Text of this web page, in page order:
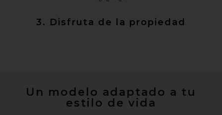
3. Disfruta de la propiedad
Un modelo adaptado a tu
estilo de vida